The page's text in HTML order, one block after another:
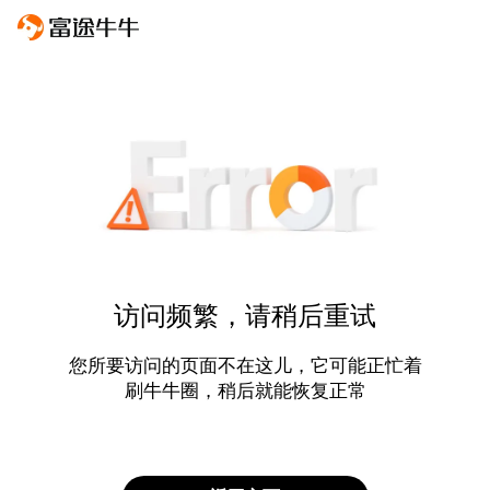
访问频繁，请稍后重试
您所要访问的页面不在这儿，它可能正忙着
刷牛牛圈，稍后就能恢复正常